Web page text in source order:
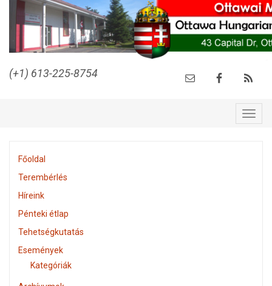
(+1) 613-225-8754
Főoldal
Terembérlés
Híreink
Pénteki étlap
Tehetségkutatás
Események
Kategóriák